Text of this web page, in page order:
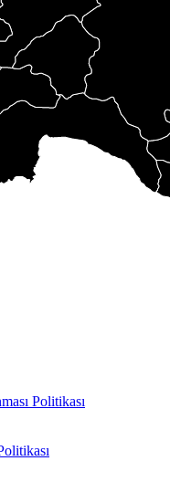
Politikası